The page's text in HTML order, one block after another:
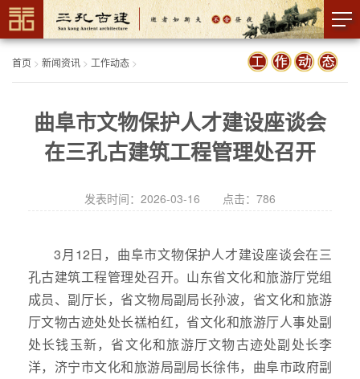
首页 > 新闻资讯 > 工作动态 >
曲阜市文物保护人才建设座谈会
在三孔古建筑工程管理处召开
发表时间：2026-03-16 点击： 786
3月12日，曲阜市文物保护人才建设座谈会在三
孔古建筑工程管理处召开。山东省文化和旅游厅党组
成员、副厅长，省文物局副局长孙波，省文化和旅游
厅文物古迹处处长禚柏红，省文化和旅游厅人事处副
处长钱玉新，省文化和旅游厅文物古迹处副处长李
洋，济宁市文化和旅游局副局长徐伟，曲阜市政府副